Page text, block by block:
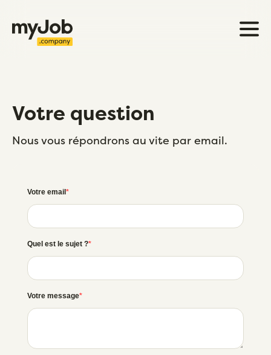
Votre question
Nous vous répondrons au vite par email.
Votre email
Quel est le sujet ?
Votre message